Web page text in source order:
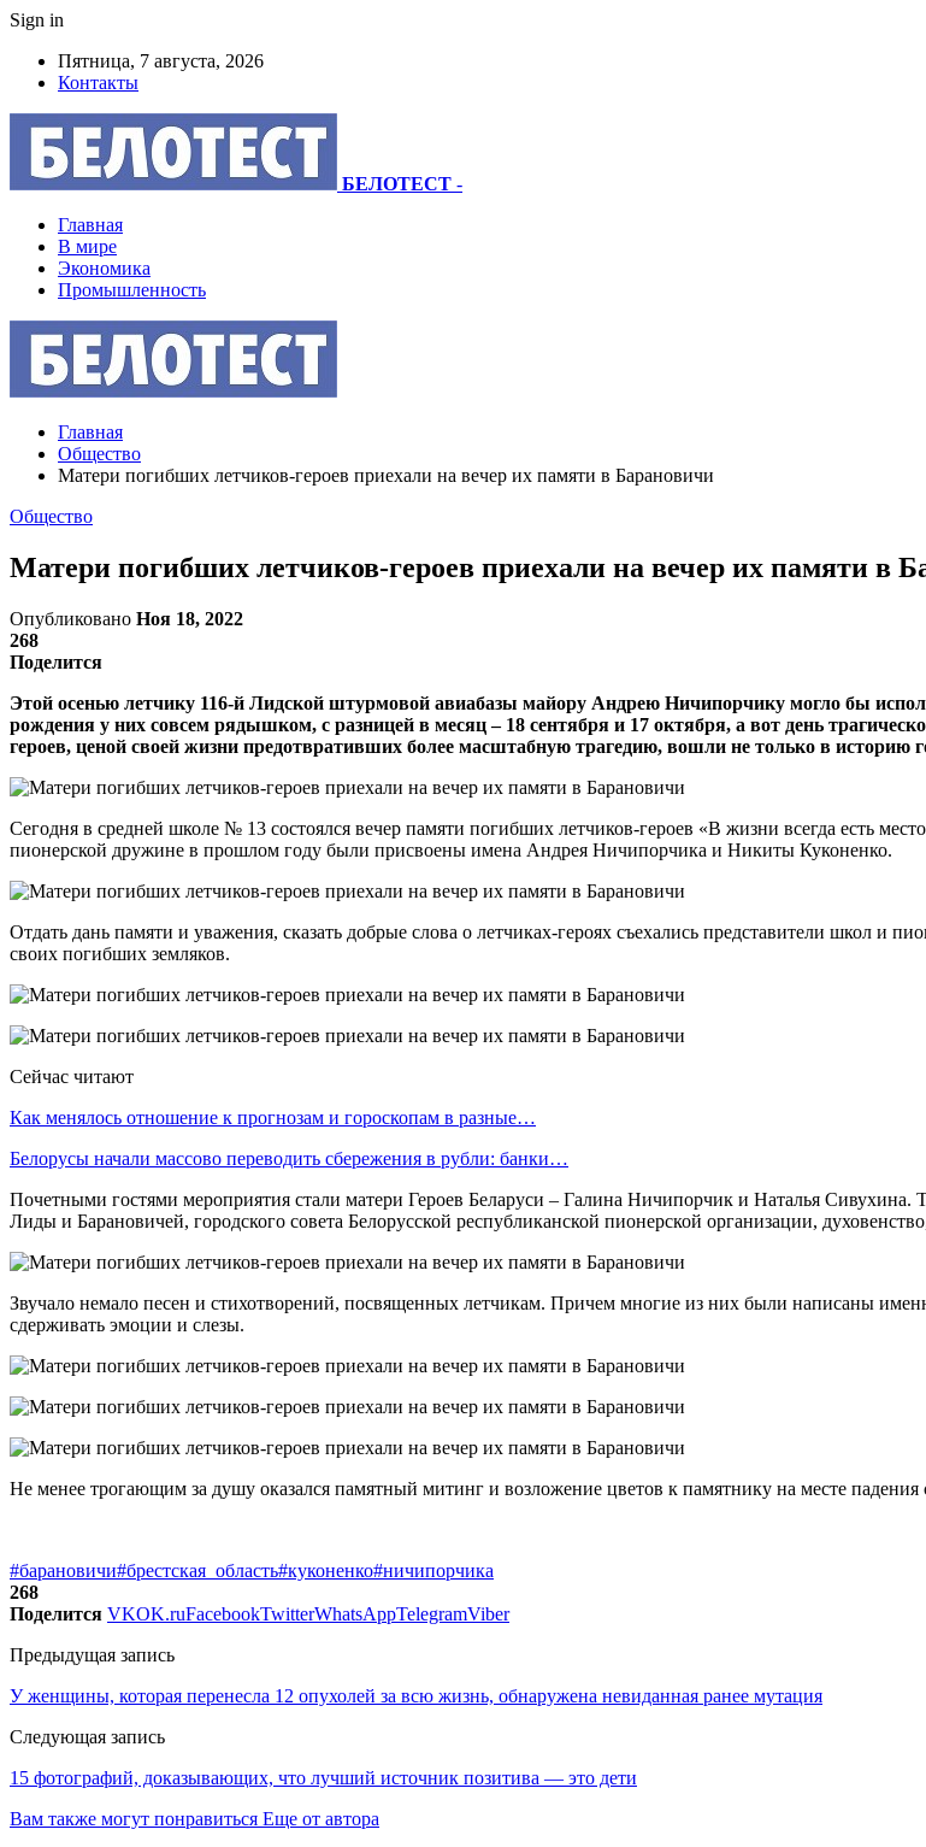
Sign in
Пятница, 7 августа, 2026
Контакты
БЕЛОТЕСТ -
Главная
В мире
Экономика
Промышленность
Главная
Общество
Матери погибших летчиков-героев приехали на вечер их памяти в Барановичи
Общество
Матери погибших летчиков-героев приехали на вечер их памяти в
Опубликовано Ноя 18, 2022
268
Поделится
Этой осенью летчику 116-й Лидской штурмовой авиабазы майору Андрею Ничипорчику могло бы
рождения у них совсем рядышком, с разницей в месяц – 18 сентября и 17 октября, а вот день
героев, ценой своей жизни предотвративших более масштабную трагедию, вошли не только в историю
Сегодня в средней школе № 13 состоялся вечер памяти погибших летчиков-героев «В жизни всегда есть
пионерской дружине в прошлом году были присвоены имена Андрея Ничипорчика и Никиты Куконенко.
Отдать дань памяти и уважения, сказать добрые слова о летчиках-героях съехались представители школ и
своих погибших земляков.
Сейчас читают
Как менялось отношение к прогнозам и гороскопам в разные…
Белорусы начали массово переводить сбережения в рубли: банки…
Почетными гостями мероприятия стали матери Героев Беларуси – Галина Ничипорчик и Наталья Сивухина.
Лиды и Барановичей, городского совета Белорусской республиканской пионерской организации,
Звучало немало песен и стихотворений, посвященных летчикам. Причем многие из них были написаны
сдерживать эмоции и слезы.
Не менее трогающим за душу оказался памятный митинг и возложение цветов к памятнику на месте падения
#барановичи#брестская_область#куконенко#ничипорчика
268
Поделится VKOK.ruFacebookTwitterWhatsAppTelegramViber
Предыдущая запись
У женщины, которая перенесла 12 опухолей за всю жизнь, обнаружена невиданная ранее мутация
Следующая запись
15 фотографий, доказывающих, что лучший источник позитива — это дети
Вам также могут понравиться Еще от автора